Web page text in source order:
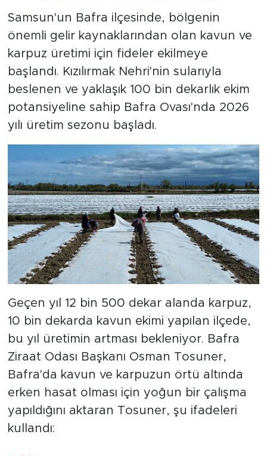
Samsun'un Bafra ilçesinde, bölgenin
önemli gelir kaynaklarından olan kavun ve
karpuz üretimi için fideler ekilmeye
başlandı. Kızılırmak Nehri'nin sularıyla
beslenen ve yaklaşık 100 bin dekarlık ekim
potansiyeline sahip Bafra Ovası'nda 2026
yılı üretim sezonu başladı.
Geçen yıl 12 bin 500 dekar alanda karpuz,
10 bin dekarda kavun ekimi yapılan ilçede,
bu yıl üretimin artması bekleniyor. Bafra
Ziraat Odası Başkanı Osman Tosuner,
Bafra'da kavun ve karpuzun örtü altında
erken hasat olması için yoğun bir çalışma
yapıldığını aktaran Tosuner, şu ifadeleri
kullandı: